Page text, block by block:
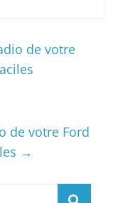
de votre
de votre Ford
→